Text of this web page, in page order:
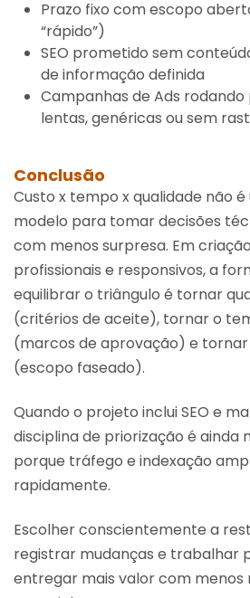
Prazo fixo com escopo
“rápido”)
SEO prometido sem
de informação definida
Campanhas de Ads
lentas, genéricas ou sem
Conclusão
Custo x tempo x qualidade não é
modelo para tomar decisões
com menos surpresa. Em
profissionais e responsivos, a
equilibrar o triângulo é tornar
(critérios de aceite), tornar o
(marcos de aprovação) e
(escopo faseado).
Quando o projeto inclui SEO e
disciplina de priorização é ainda
porque tráfego e indexação
rapidamente.
Escolher conscientemente a
registrar mudanças e trabalhar
entregar mais valor com